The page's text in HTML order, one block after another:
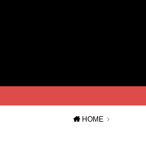
HOME